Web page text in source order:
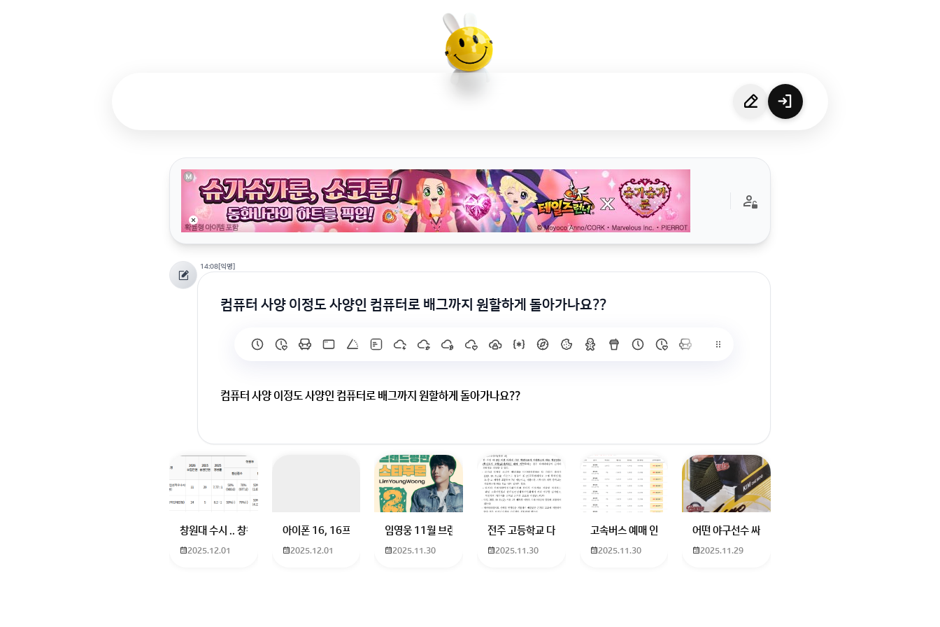
14:08[익명]
컴퓨터 사양 이정도 사양인 컴퓨터로 배그까지 원할하게 돌아가나요??
컴퓨터 사양 이정도 사양인 컴퓨터로 배그까지 원할하게 돌아가나요??
창원대 수시 .. 창원대를 목표로 하고 있는 09년생입니다 지금 제 내신이 5등급제 기준으로
2025.12.01
아이폰 16, 16프로 케이스 호환 가능한가요? 16을 쓰고 있는데 일반형은 케이스가 많이 없고 프로형은 많아서
2025.12.01
임영웅 11월 브랜드평판 순위 알고싶어요 임영웅 11월 브랜드평판에서 스타부문에서의 임영웅 순위 알고싶어요
2025.11.30
전주 고등학교 다자녀 제가 2027학년도 고등학교 입학생인데요 지망하는 학교가 전주 한일고인데 1. 다자녀
2025.11.30
고속버스 예매 인천공항에서 대전으로 가는 버스를 이용하려하는데 버스 노선이 인천
2025.11.30
어떤 야구선수 싸인일까요? 제가 옛날에 롯데 자이언츠 선수
2025.11.29